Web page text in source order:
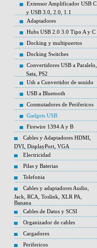
Extensor Amplificador USB C
y USB 3.0, 2.0, 1.1
Adaptadores
Hubs USB 2.0 3.0 Tipo A y C
Docking y multipuertos
Docking Switches
Convertidores USB a Paralelo,
Sata, PS2
Usb a Convertidor de sonido
USB a Bluetooth
Conmutadores de Perifericos
Gadgets USB
Firewire 1394 A y B
Cables y Adaptadores HDMI,
DVI, DisplayPort, VGA
Electricidad
Pilas y Baterias
Telefonia
Cables y adaptadores Audio,
Jack, RCA, Toslink, XLR PA,
Banana
Cables de Datos y SCSI
Organizador de cables
Cargadores
Perifericos